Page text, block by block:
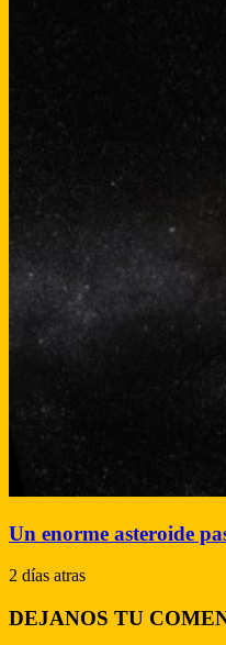
Un enorme asteroide
2 días atras
DEJANOS TU